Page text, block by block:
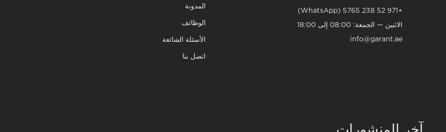
+971 52 238 5765 (WhatsApp)
الاثنين — الجمعة: 08:00 إلى 18:00
info@garant.ae
المدونة
الوظائف
الأسئلة الشائعة
اتصل بنا